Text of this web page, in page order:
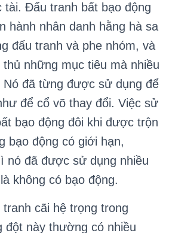
tài. Đấu tranh bất bạo động
hành nhân danh hằng hà sa
đấu tranh và phe nhóm, và
những mục tiêu mà nhiều
Nó đã từng được sử dụng để
để cổ võ thay đổi. Việc sử
bạo động đôi khi được trộn
bạo động có giới hạn,
nó đã được sử dụng nhiều
không có bạo động.
cãi hệ trọng trong
đột này thường có nhiều